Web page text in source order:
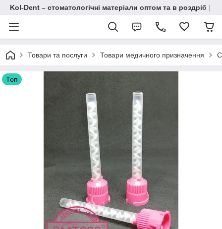
Kol-Dent – ​​стоматологічні матеріали оптом та в роздріб |
Товари та послуги Товари медичного призначення
Топ